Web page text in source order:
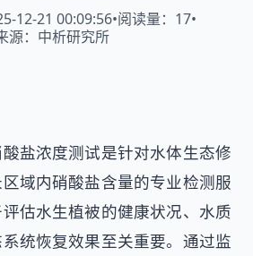
12-21 00:09:56•阅读量： 17•
源：中析研究所
盐浓度测试是针对水体生态修
域内硝酸盐含量的专业检测服
估水生植被的健康状况、水质
统恢复效果至关重要。通过监